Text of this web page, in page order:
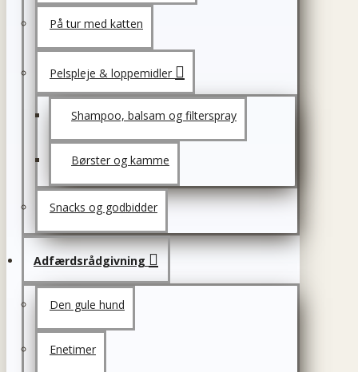
På tur med katten
Pelspleje & loppemidler
Shampoo, balsam og filterspray
Børster og kamme
Snacks og godbidder
Adfærdsrådgivning
Den gule hund
Enetimer